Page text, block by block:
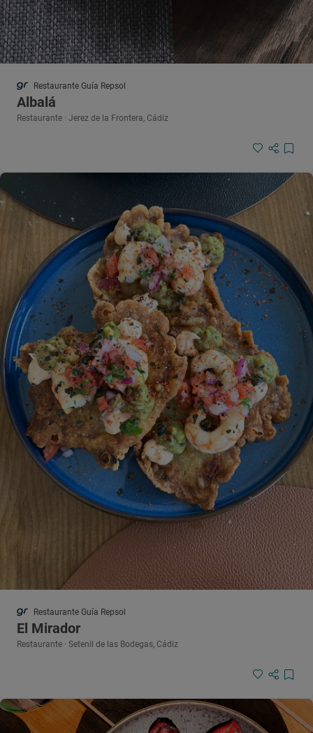
Restaurante Guía Repsol
Albalá
Restaurante · Jerez de la Frontera, Cádiz
Restaurante Guía Repsol
El Mirador
Restaurante · Setenil de las Bodegas, Cádiz